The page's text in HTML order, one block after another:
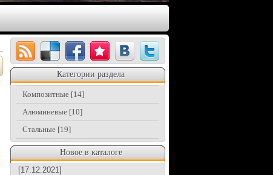
Категории раздела
Композитные [14]
Алюминевые [10]
Стальные [19]
Новое в каталоге
[17.12.2021]